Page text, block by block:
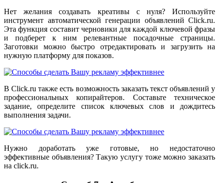
Нет желания создавать креативы с нуля? Используйте
инструмент автоматической генерации объявлений Click.ru.
Эта функция составит черновики для каждой ключевой фразы
и подберет к ним релевантные посадочные страницы.
Заготовки можно быстро отредактировать и загрузить на
нужную платформу для показов.
В Click.ru также есть возможность заказать текст объявлений у
профессиональных копирайтеров. Составьте техническое
задание, определите список ключевых слов и дождитесь
выполнения задачи.
Нужно доработать уже готовые, но недостаточно
эффективные объявления? Такую услугу тоже можно заказать
на click.ru.